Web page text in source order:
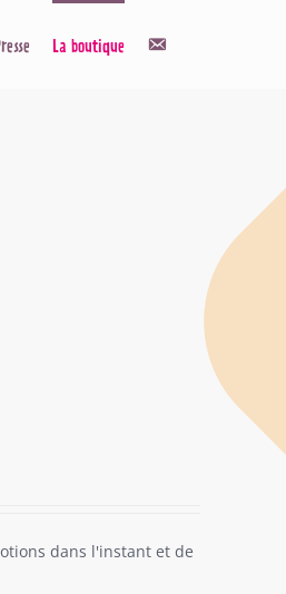
La boutique
dans l'instant et de